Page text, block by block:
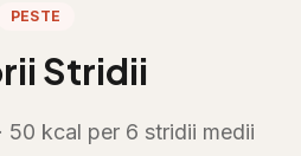
PESTE
Stridii
50 kcal per 6 stridii medii